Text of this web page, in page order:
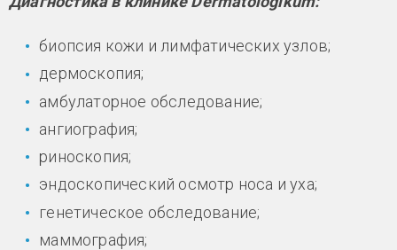
биопсия кожи и лимфатических узлов;
дермоскопия;
амбулаторное обследование;
ангиография;
риноскопия;
эндоскопический осмотр носа и уха;
генетическое обследование;
маммография;